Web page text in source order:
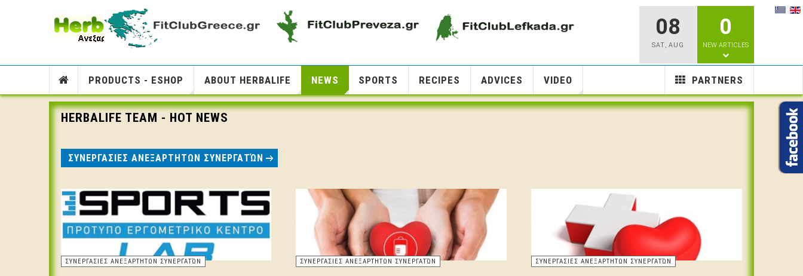
08
SAT, AUG
0
NEW ARTICLES
PRODUCTS - ESHOP ABOUT HERBALIFE NEWS SPORTS RECIPES ADVICES VIDEO PARTNERS
HERBALIFE TEAM - HOT NEWS
ΣΥΝΕΡΓΑΣΙΕΣ ΑΝΕΞΑΡΤΗΤΩΝ ΣΥΝΕΡΓΑΤΏΝ
ΣΥΝΕΡΓΑΣΙΕΣ ΑΝΕΞΑΡΤΗΤΩΝ ΣΥΝΕΡΓΑΤΏΝ ΣΥΝΕΡΓΑΣΙΕΣ ΑΝΕΞΑΡΤΗΤΩΝ ΣΥΝΕΡΓΑΤΏΝ ΣΥΝΕΡΓΑΣΙΕΣ ΑΝΕΞΑΡΤΗΤΩΝ ΣΥΝΕΡΓΑΤΏΝ